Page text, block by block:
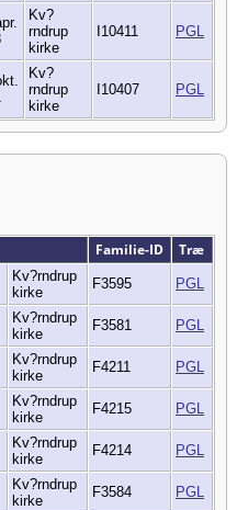
Kv?
rndrup
kirke
I10411 PGL
Kv?
rndrup
kirke
I10407 PGL
Familie-ID Træ
Kv?rndrup
kirke
F3595 PGL
Kv?rndrup
kirke
F3581 PGL
Kv?rndrup
kirke
F4211 PGL
Kv?rndrup
kirke
F4215 PGL
Kv?rndrup
kirke
F4214 PGL
Kv?rndrup
kirke
F3584 PGL